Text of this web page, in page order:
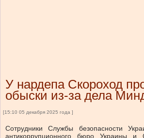
У нардепа Скороход
обыски из-за дела
[15:10 05 декабря 2025 года ]
Сотрудники Службы безопасности
антикоррупционного бюро Украины и